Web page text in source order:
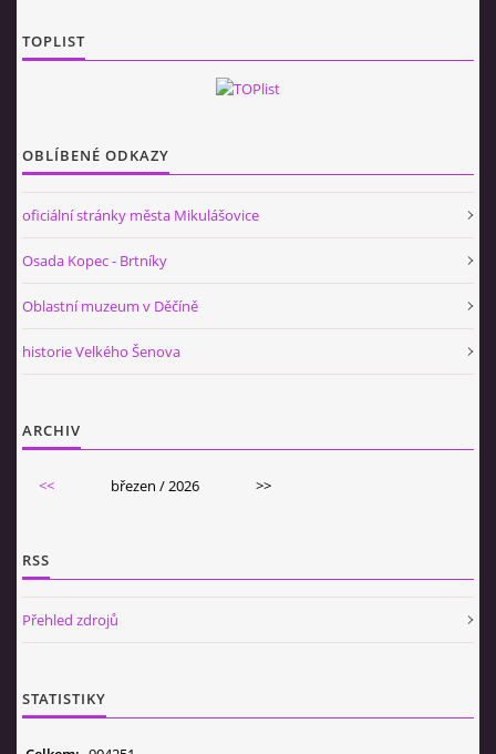
TOPLIST
OBLÍBENÉ ODKAZY
oficiální stránky města Mikulášovice
Osada Kopec - Brtníky
Oblastní muzeum v Děčíně
historie Velkého Šenova
ARCHIV
<< březen / 2026 >>
RSS
Přehled zdrojů
STATISTIKY